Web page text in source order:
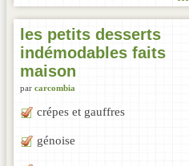
les petits desserts
indémodables faits
maison
par carcombia
crépes et gauffres
génoise